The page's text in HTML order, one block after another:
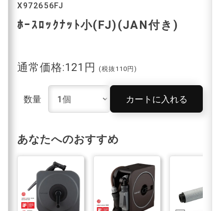
X972656FJ
ﾎｰｽﾛｯｸﾅｯﾄ小(FJ)(JAN付き)
通常価格:121円 (税抜110円)
数量 カートに入れる
あなたへのおすすめ